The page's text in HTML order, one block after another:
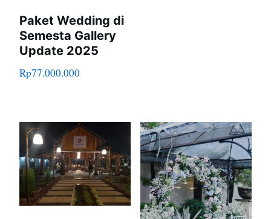
Paket Wedding di
Semesta Gallery
Update 2025
Rp77.000.000